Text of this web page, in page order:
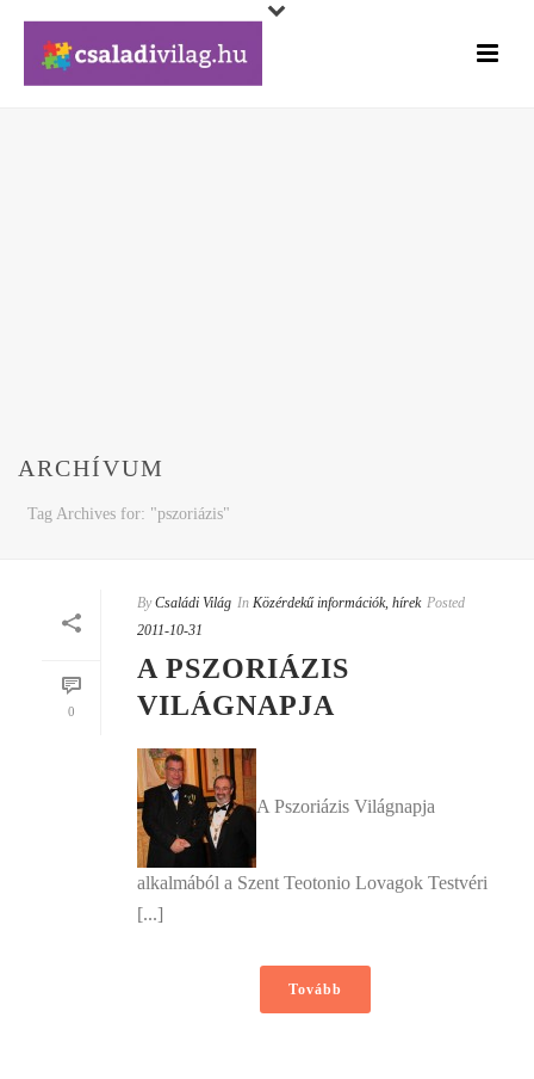
ARCHÍVUM
Tag Archives for: "pszoriázis"
0
By Családi Világ In Közérdekű információk, hírek Posted
2011-10-31
A PSZORIÁZIS
VILÁGNAPJA
A Pszoriázis Világnapja
alkalmából a Szent Teotonio Lovagok Testvéri
[...]
Tovább